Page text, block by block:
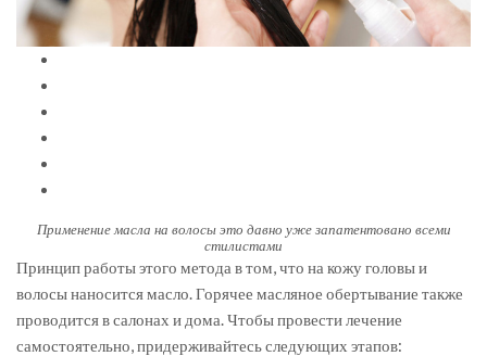
Применение масла на волосы это давно уже запатентовано всеми
стилистами
Принцип работы этого метода в том, что на кожу головы и
волосы наносится масло. Горячее масляное обертывание также
проводится в салонах и дома. Чтобы провести лечение
самостоятельно, придерживайтесь следующих этапов: